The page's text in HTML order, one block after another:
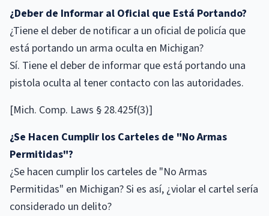
¿Deber de Informar al Oficial que Está Portando?
¿Tiene el deber de notificar a un oficial de policía que
está portando un arma oculta en Michigan?
Sí. Tiene el deber de informar que está portando una
pistola oculta al tener contacto con las autoridades.
[Mich. Comp. Laws § 28.425f(3)]
¿Se Hacen Cumplir los Carteles de "No Armas
Permitidas"?
¿Se hacen cumplir los carteles de "No Armas
Permitidas" en Michigan? Si es así, ¿violar el cartel sería
considerado un delito?